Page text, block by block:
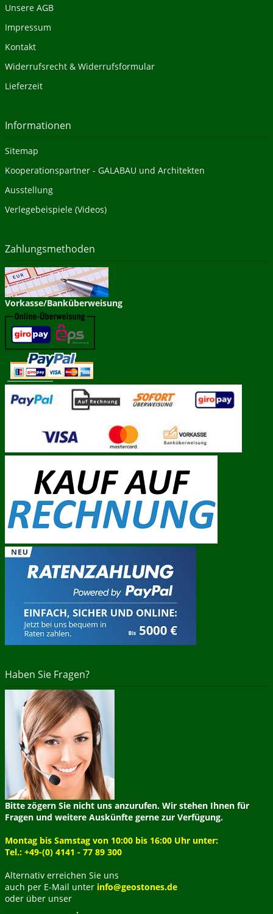
Unsere AGB
Impressum
Kontakt
Widerrufsrecht & Widerrufsformular
Lieferzeit
Informationen
Sitemap
Kooperationspartner - GALABAU und Architekten
Ausstellung
Verlegebeispiele (Videos)
Zahlungsmethoden
Vorkasse/Banküberweisung
Haben Sie Fragen?
Bitte zögern Sie nicht uns anzurufen. Wir stehen Ihnen für
Fragen und weitere Auskünfte gerne zur Verfügung.
Montag bis Samstag von 10:00 bis 16:00 Uhr unter:
Tel.: +49-(0) 4141 - 77 89 300
Alternativ erreichen Sie uns
auch per E-Mail unter info@geostones.de
oder über unser
.